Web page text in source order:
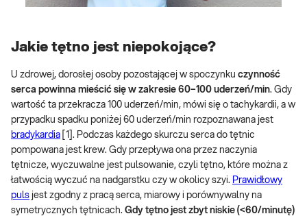
Jakie tętno jest niepokojące?
U zdrowej, dorosłej osoby pozostającej w spoczynku czynność
serca powinna mieścić się w zakresie 60–100 uderzeń/min. Gdy
wartość ta przekracza 100 uderzeń/min, mówi się o tachykardii, a w
przypadku spadku poniżej 60 uderzeń/min rozpoznawana jest
bradykardia [1]. Podczas każdego skurczu serca do tętnic
pompowana jest krew. Gdy przepływa ona przez naczynia
tętnicze, wyczuwalne jest pulsowanie, czyli tętno, które można z
łatwością wyczuć na nadgarstku czy w okolicy szyi. Prawidłowy
puls jest zgodny z pracą serca, miarowy i porównywalny na
symetrycznych tętnicach. Gdy tętno jest zbyt niskie (<60/minutę)